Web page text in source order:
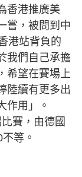
港推廣美
嘗，被問到中
港站背負的
我們自己承擔
希望在賽場上
陸續有更多出
作用」。
賽，由德國
等。